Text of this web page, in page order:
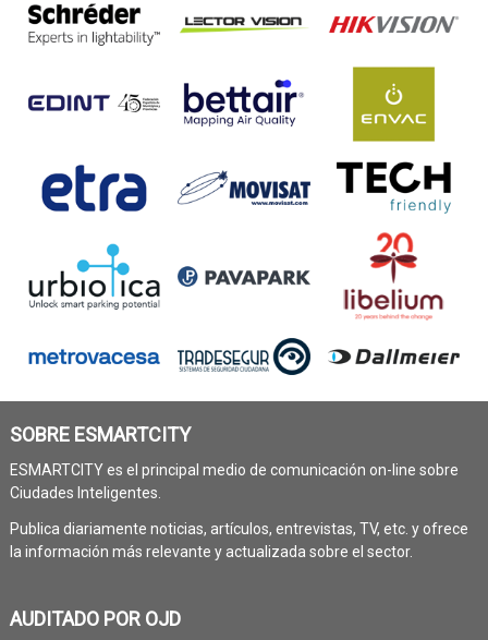
SOBRE ESMARTCITY
ESMARTCITY es el principal medio de comunicación on-line sobre
Ciudades Inteligentes.
Publica diariamente noticias, artículos, entrevistas, TV, etc. y ofrece
la información más relevante y actualizada sobre el sector.
AUDITADO POR OJD